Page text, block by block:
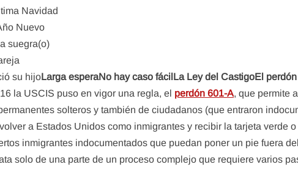
Navidad
Nuevo
suegra(o)
su hijoLarga esperaNo hay caso fácil La Ley del CastigoEl
la USCIS puso en vigor una regla, el perdón 601-A, que permite
solteros y también de ciudadanos (que entraron
a Estados Unidos como inmigrantes y recibir la tarjeta verde
inmigrantes indocumentados que puedan poner un pie fuera
solo de una parte de un proceso complejo que requiere varios